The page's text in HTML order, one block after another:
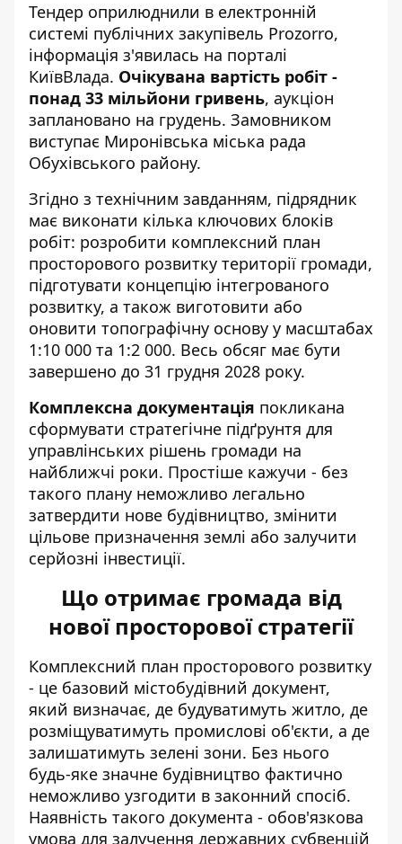
Тендер оприлюднили в електронній
системі публічних закупівель Prozorro,
інформація з'явилась на порталі
КиївВлада. Очікувана вартість робіт -
понад 33 мільйони гривень, аукціон
заплановано на грудень. Замовником
виступає Миронівська міська рада
Обухівського району.
Згідно з технічним завданням, підрядник
має виконати кілька ключових блоків
робіт: розробити комплексний план
просторового розвитку території громади,
підготувати концепцію інтегрованого
розвитку, а також виготовити або
оновити топографічну основу у масштабах
1:10 000 та 1:2 000. Весь обсяг має бути
завершено до 31 грудня 2028 року.
Комплексна документація покликана
сформувати стратегічне підґрунтя для
управлінських рішень громади на
найближчі роки. Простіше кажучи - без
такого плану неможливо легально
затвердити нове будівництво, змінити
цільове призначення землі або залучити
серйозні інвестиції.
Що отримає громада від
нової просторової стратегії
Комплексний план просторового розвитку
- це базовий містобудівний документ,
який визначає, де будуватимуть житло, де
розміщуватимуть промислові об'єкти, а де
залишатимуть зелені зони. Без нього
будь-яке значне будівництво фактично
неможливо узгодити в законний спосіб.
Наявність такого документа - обов'язкова
умова для залучення державних субвенцій